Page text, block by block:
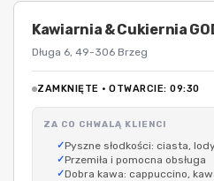
Kawiarnia & Cukiernia
Długa 6, 49-306 Brzeg
ZAMKNIĘTE · OTWARCIE: 09:30
ZA CO CHWALĄ KLIENCI
Pyszne słodkości: ciasta,
Przemiła i pomocna obsługa
Dobra kawa: cappuccino,